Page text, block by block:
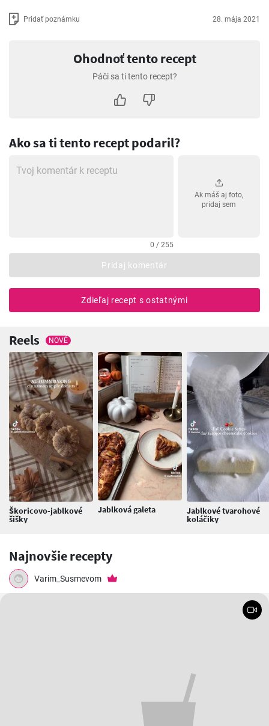
Pridať poznámku 28. mája 2021
Ohodnoť tento recept
Páči sa ti tento recept?
Ako sa ti tento recept podaril?
0 / 255
Ak máš aj foto,
pridaj sem
Pridaj komentár
Zdieľaj recept s ostatnými
Reels NOVÉ
Škoricovo-jablkové
šišky
Jablková galeta Jablkové tvarohové
koláčiky
Najnovšie recepty
Varim_Susmevom